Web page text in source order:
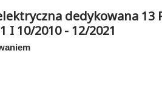
dedykowana 13
I 10/2010 - 12/2021